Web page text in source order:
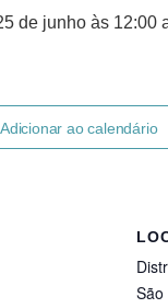
de junho às 12:00
Adicionar ao calendário
São